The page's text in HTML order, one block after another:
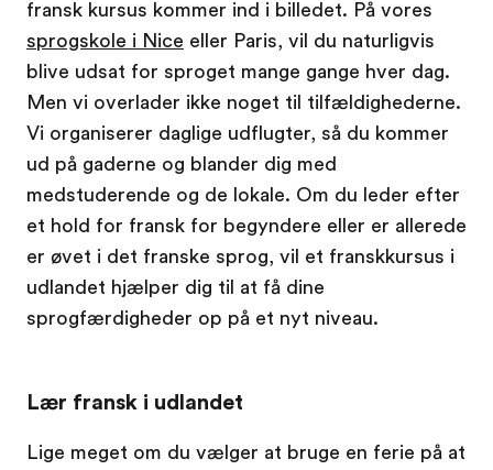
fransk kursus kommer ind i billedet. På vores
sprogskole i Nice eller Paris, vil du naturligvis
blive udsat for sproget mange gange hver dag.
Men vi overlader ikke noget til tilfældighederne.
Vi organiserer daglige udflugter, så du kommer
ud på gaderne og blander dig med
medstuderende og de lokale. Om du leder efter
et hold for fransk for begyndere eller er allerede
er øvet i det franske sprog, vil et franskkursus i
udlandet hjælper dig til at få dine
sprogfærdigheder op på et nyt niveau.
Lær fransk i udlandet
Lige meget om du vælger at bruge en ferie på at